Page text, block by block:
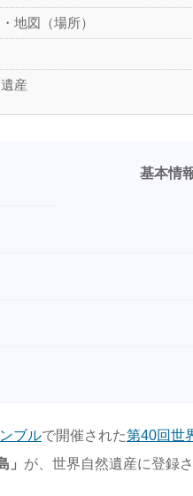
地図（場所）
産
基本情
ブルで開催された第40回世
」 が、世界自然遺産に登録さ